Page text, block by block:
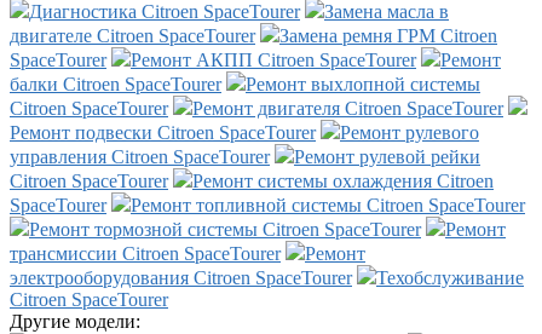
Диагностика Citroen SpaceTourer
Замена масла в
двигателе Citroen SpaceTourer
Замена ремня ГРМ Citroen
SpaceTourer
Ремонт АКПП Citroen SpaceTourer
Ремонт
балки Citroen SpaceTourer
Ремонт выхлопной системы
Citroen SpaceTourer
Ремонт двигателя Citroen SpaceTourer
Ремонт подвески Citroen SpaceTourer
Ремонт рулевого
управления Citroen SpaceTourer
Ремонт рулевой рейки
Citroen SpaceTourer
Ремонт системы охлаждения Citroen
SpaceTourer
Ремонт топливной системы Citroen SpaceTourer
Ремонт тормозной системы Citroen SpaceTourer
Ремонт
трансмиссии Citroen SpaceTourer
Ремонт
электрооборудования Citroen SpaceTourer
Техобслуживание
Citroen SpaceTourer
Другие модели: